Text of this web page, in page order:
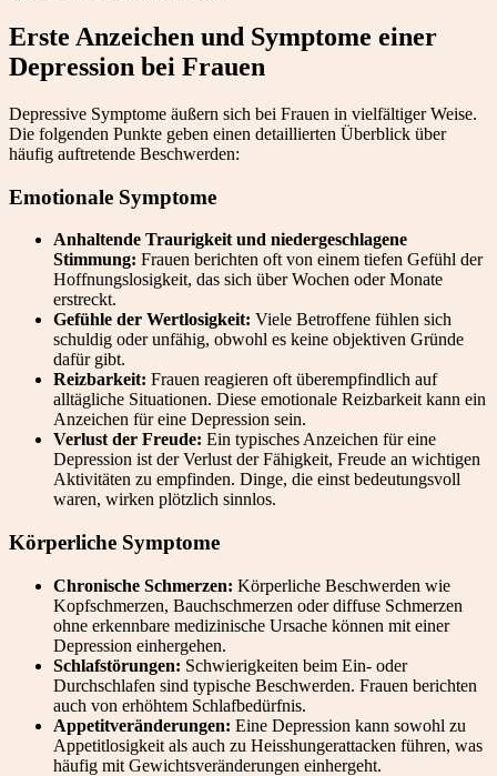
Erste Anzeichen und Symptome einer
Depression bei Frauen
Depressive Symptome äußern sich bei Frauen in vielfältiger Weise.
Die folgenden Punkte geben einen detaillierten Überblick über
häufig auftretende Beschwerden:
Emotionale Symptome
Anhaltende Traurigkeit und niedergeschlagene
Stimmung: Frauen berichten oft von einem tiefen Gefühl der
Hoffnungslosigkeit, das sich über Wochen oder Monate
erstreckt.
Gefühle der Wertlosigkeit: Viele Betroffene fühlen sich
schuldig oder unfähig, obwohl es keine objektiven Gründe
dafür gibt.
Reizbarkeit: Frauen reagieren oft überempfindlich auf
alltägliche Situationen. Diese emotionale Reizbarkeit kann ein
Anzeichen für eine Depression sein.
Verlust der Freude: Ein typisches Anzeichen für eine
Depression ist der Verlust der Fähigkeit, Freude an wichtigen
Aktivitäten zu empfinden. Dinge, die einst bedeutungsvoll
waren, wirken plötzlich sinnlos.
Körperliche Symptome
Chronische Schmerzen: Körperliche Beschwerden wie
Kopfschmerzen, Bauchschmerzen oder diffuse Schmerzen
ohne erkennbare medizinische Ursache können mit einer
Depression einhergehen.
Schlafstörungen: Schwierigkeiten beim Ein- oder
Durchschlafen sind typische Beschwerden. Frauen berichten
auch von erhöhtem Schlafbedürfnis.
Appetitveränderungen: Eine Depression kann sowohl zu
Appetitlosigkeit als auch zu Heisshungerattacken führen, was
häufig mit Gewichtsveränderungen einhergeht.